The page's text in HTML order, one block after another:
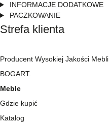
INFORMACJE DODATKOWE
PACZKOWANIE
Strefa klienta
Producent Wysokiej Jakości Mebli
BOGART.
Meble
Gdzie kupić
Katalog